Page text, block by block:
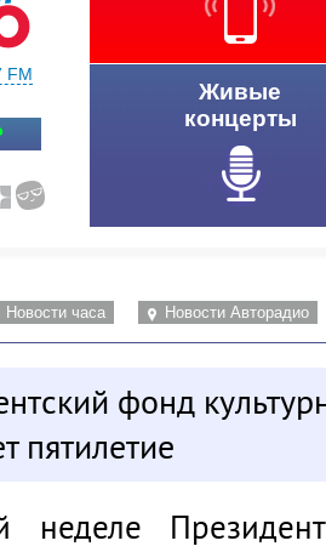
FM
Живые
концерты
Новости часа Новости Авторадио
фонд
пятилетие
неделе